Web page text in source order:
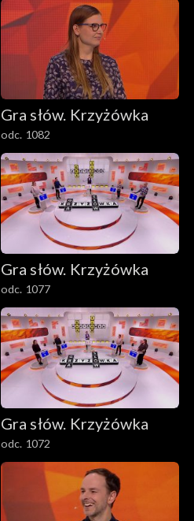
Gra słów. Krzyżówka
odc. 1082
Gra słów. Krzyżówka
odc. 1077
Gra słów. Krzyżówka
odc. 1072